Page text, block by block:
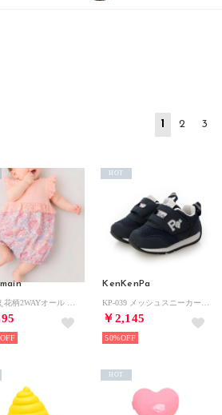
1 2 3
KenKenPa
￥2,145
HOT
50%
HOT